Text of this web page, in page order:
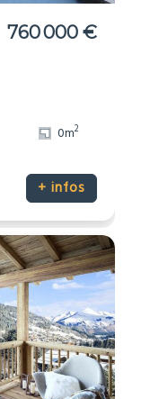
760 000 €
0m2
+ infos